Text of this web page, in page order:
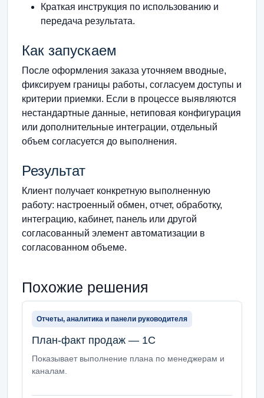
Краткая инструкция по использованию и
передача результата.
Как запускаем
После оформления заказа уточняем вводные,
фиксируем границы работы, согласуем доступы и
критерии приемки. Если в процессе выявляются
нестандартные данные, нетиповая конфигурация
или дополнительные интеграции, отдельный
объем согласуется до выполнения.
Результат
Клиент получает конкретную выполненную
работу: настроенный обмен, отчет, обработку,
интеграцию, кабинет, панель или другой
согласованный элемент автоматизации в
согласованном объеме.
Похожие решения
Отчеты, аналитика и панели руководителя
План-факт продаж — 1С
Показывает выполнение плана по менеджерам и
каналам.